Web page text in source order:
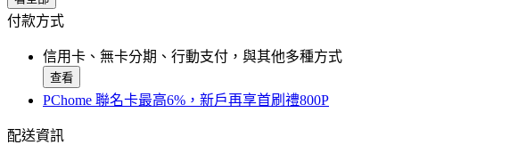
付款方式
信用卡、無卡分期、行動支付，與其他多種方式
查看
PChome 聯名卡最高6%，新戶再享首刷禮800P
配送資訊